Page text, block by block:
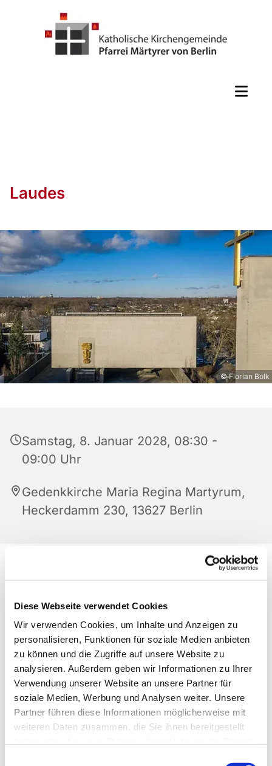
Diese Webseite verwendet Cookies
Wir verwenden Cookies, um Inhalte und Anzeigen zu
personalisieren, Funktionen für soziale Medien anbieten
zu können und die Zugriffe auf unsere Website zu
analysieren. Außerdem geben wir Informationen zu Ihrer
Verwendung unserer Website an unsere Partner für
soziale Medien, Werbung und Analysen weiter. Unsere
Partner führen diese Informationen möglicherweise mit
weiteren Daten zusammen, die Sie ihnen bereitgestellt
Laudes
© Florian Bolk
Samstag, 8. Januar 2028, 08:30 -
09:00 Uhr
Gedenkkirche Maria Regina Martyrum,
Heckerdamm 230, 13627 Berlin